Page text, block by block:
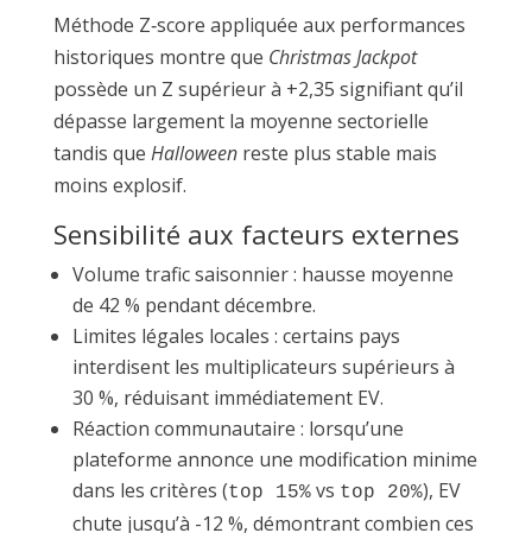
Méthode Z‑score appliquée aux performances
historiques montre que Christmas Jackpot
possède un Z supérieur à +2,35 signifiant qu’il
dépasse largement la moyenne sectorielle
tandis que Halloweenreste plus stable mais
moins explosif.
Sensibilité aux facteurs externes
Volume trafic saisonnier : hausse moyenne
de 42 % pendant décembre.
Limites légales locales : certains pays
interdisent les multiplicateurs supérieurs à
30 %, réduisant immédiatement EV.
Réaction communautaire : lorsqu’une
plateforme annonce une modification minime
dans les critères (top 15%vs top 20%), EV
chute jusqu’à -12 %, démontrant combien ces